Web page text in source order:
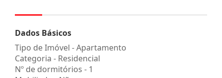
Dados Básicos
Tipo de Imóvel - Apartamento
Categoria - Residencial
Nº de dormitórios - 1